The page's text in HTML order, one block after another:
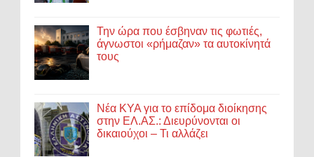
Την ώρα που έσβηναν τις φωτιές,
άγνωστοι «ρήμαζαν» τα αυτοκίνητά
τους
Νέα ΚΥΑ για το επίδομα διοίκησης
στην ΕΛ.ΑΣ.: Διευρύνονται οι
δικαιούχοι – Τι αλλάζει